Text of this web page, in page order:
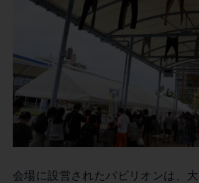
会場に設営されたパビリオンは、